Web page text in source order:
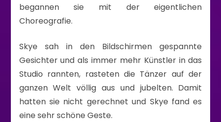
begannen sie mit der eigentlichen
Choreografie.
Skye sah in den Bildschirmen gespannte
Gesichter und als immer mehr Künstler in das
Studio rannten, rasteten die Tänzer auf der
ganzen Welt völlig aus und jubelten. Damit
hatten sie nicht gerechnet und Skye fand es
eine sehr schöne Geste.